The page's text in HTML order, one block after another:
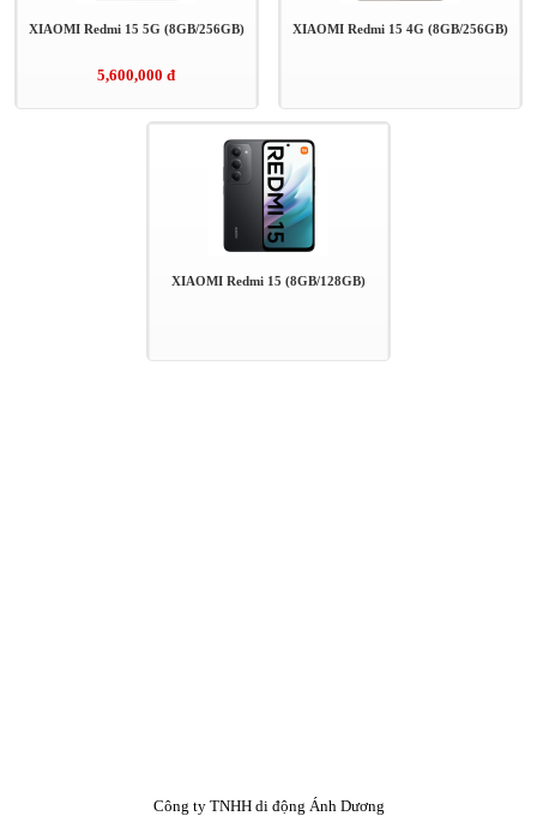
XIAOMI Redmi 15 5G (8GB/256GB)
5,600,000 đ
XIAOMI Redmi 15 4G (8GB/256GB)
XIAOMI Redmi 15 (8GB/128GB)
Công ty TNHH di động Ánh Dương